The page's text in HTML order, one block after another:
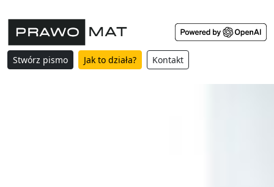
Stwórz pismo Jak to działa? Kontakt